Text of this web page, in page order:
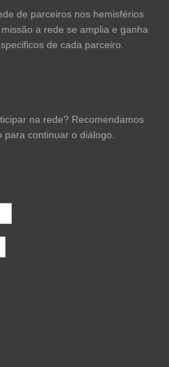
de parceiros nos hemisférios
a rede se amplia e ganha
de cada parceiro.
na rede? Recomendamos
continuar o diálogo.